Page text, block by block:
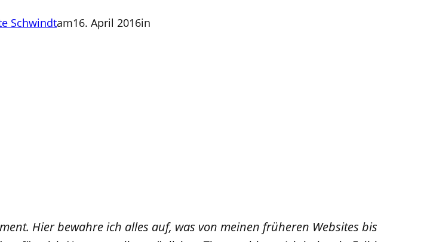
Schwindtam16. April 2016in
Hier bewahre ich alles auf, was von meinen früheren Websites bis